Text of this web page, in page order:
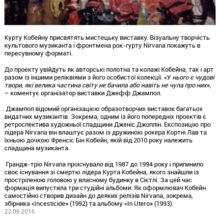
Курту Кобейну присвятять мистецьку виставку. Візуальну творчість
культового музиканта і фронтмена рок-гурту Nirvana покажуть в
пересувному форматі.
До проекту увійдуть як авторські полотна та колажі Кобейна, так і арт
разом із іншими реліквіями з його особистої колекції. «Унього є чудові
твори, які велика частина світу не бачила або навіть не чула про них»,
– коментує організатор виставки Джефф Джампол.
Джампол відомий організацією образотворчих виставок багатьох
видатних музикантів. Зокрема, одним із його попередніх проектів є
ретроспектива художньої спадщини Дженіс Джоплін. Експозицію про
лідера Nirvana він влаштує разом із дружиною рокера Кортні Лав та
їхньою дочкою Френсіс Бін Кобейн, якій від 2010 року належить
спадщина музиканта.
Грандж-тріо Nirvana проіснувало від 1987 до 1994 року і припинило
своє існування зі смертю лідера Курта Кобейна, якого знайшли із
простріленою головою у власному будинку в Сієтлі. За цей час
формація випустила три студійні альбоми. Як оформлювач Кобейн
самостійно створив дизайн до деяких релізів Nirvana, зокрема,
збірника «Incesticide» (1992) та альбому «In Utero» (1993).
22.06.2016